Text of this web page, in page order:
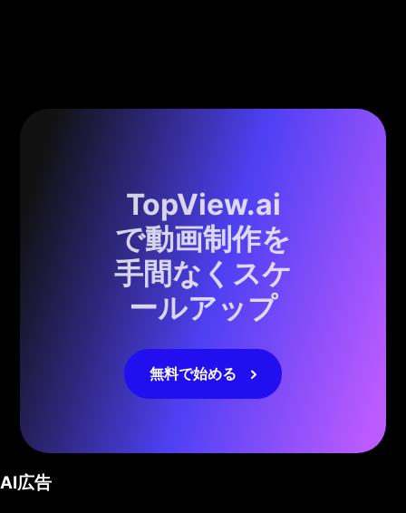
TopView.ai
で動画制作を
手間なくスケ
ールアップ
無料で始める
AI広告